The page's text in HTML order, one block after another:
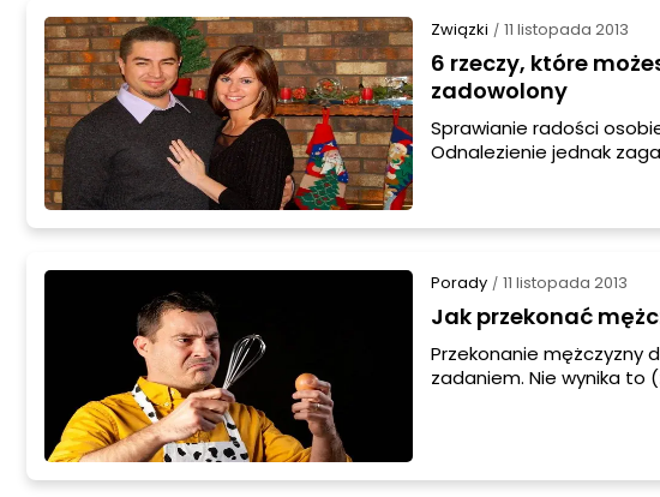
Związki / 11 listopada 2013
6 rzeczy, które
zadowolony
Sprawianie radości
Odnalezienie jednak
nie lubi.
Porady / 11 listopada 2013
Jak przekonać
Przekonanie mężczyzny
zadaniem. Nie wynika to